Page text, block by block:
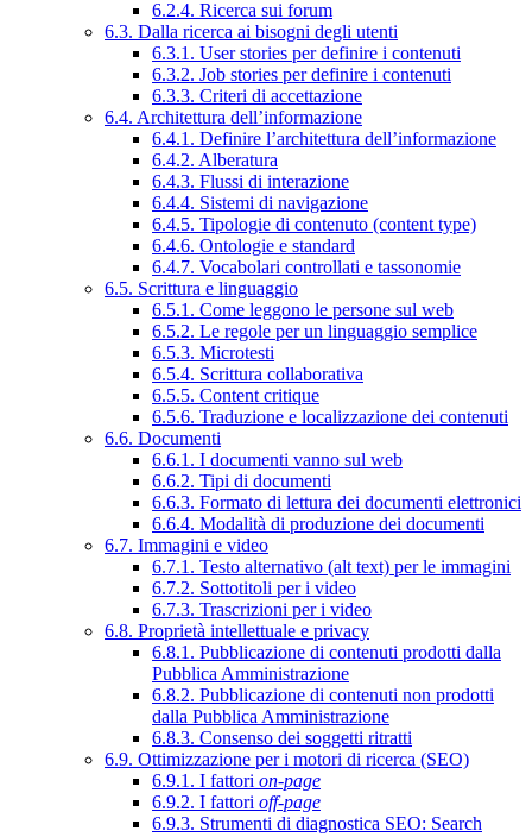
6.2.4. Ricerca sui forum
6.3. Dalla ricerca ai bisogni degli utenti
6.3.1. User stories per definire i contenuti
6.3.2. Job stories per definire i contenuti
6.3.3. Criteri di accettazione
6.4. Architettura dell’informazione
6.4.1. Definire l’architettura dell’informazione
6.4.2. Alberatura
6.4.3. Flussi di interazione
6.4.4. Sistemi di navigazione
6.4.5. Tipologie di contenuto (content type)
6.4.6. Ontologie e standard
6.4.7. Vocabolari controllati e tassonomie
6.5. Scrittura e linguaggio
6.5.1. Come leggono le persone sul web
6.5.2. Le regole per un linguaggio semplice
6.5.3. Microtesti
6.5.4. Scrittura collaborativa
6.5.5. Content critique
6.5.6. Traduzione e localizzazione dei contenuti
6.6. Documenti
6.6.1. I documenti vanno sul web
6.6.2. Tipi di documenti
6.6.3. Formato di lettura dei documenti elettronici
6.6.4. Modalità di produzione dei documenti
6.7. Immagini e video
6.7.1. Testo alternativo (alt text) per le immagini
6.7.2. Sottotitoli per i video
6.7.3. Trascrizioni per i video
6.8. Proprietà intellettuale e privacy
6.8.1. Pubblicazione di contenuti prodotti dalla
Pubblica Amministrazione
6.8.2. Pubblicazione di contenuti non prodotti
dalla Pubblica Amministrazione
6.8.3. Consenso dei soggetti ritratti
6.9. Ottimizzazione per i motori di ricerca (SEO)
6.9.1. I fattori on-page
6.9.2. I fattori off-page
6.9.3. Strumenti di diagnostica SEO: Search